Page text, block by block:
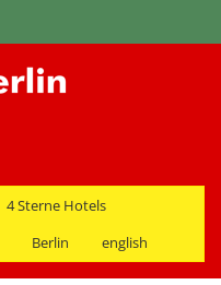
4 Sterne Hotels
Berlin english